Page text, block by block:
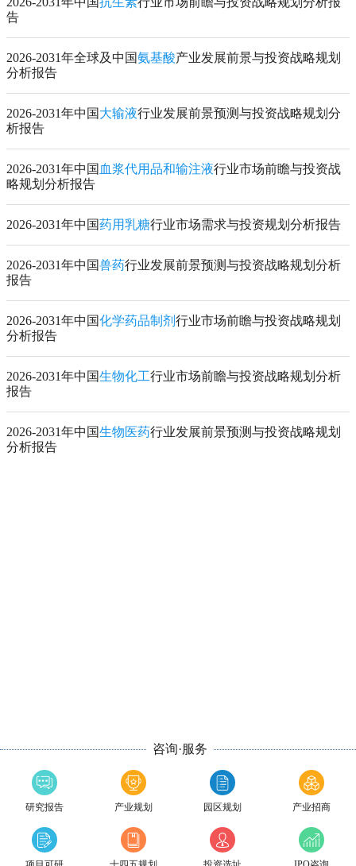
告
2026-2031年全球及中国氨基酸产业发展前景与投资战略规划
分析报告
2026-2031年中国 大输液行业发展前景预测与投资战略规划分
析报告
2026-2031年中国 血浆代用品和输注液行业市场前瞻与投资战
略规划分析报告
2026-2031年中国药用乳糖行业市场需求与投资规划分析报告
2026-2031年中国兽药行业发展前景预测与投资战略规划分析
报告
2026-2031年中国化学药品制剂 行业市场前瞻与投资战略规划
分析报告
2026-2031年中国生物化工行业市场前瞻与投资战略规划分析
报告
2026-2031年中国生物医药行业发展前景预测与投资战略规划
分析报告
咨询·服务
研究报告 产业规划 园区规划 产业招商